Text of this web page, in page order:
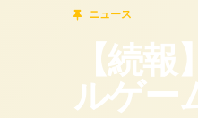
ニュース
【続
ルゲー